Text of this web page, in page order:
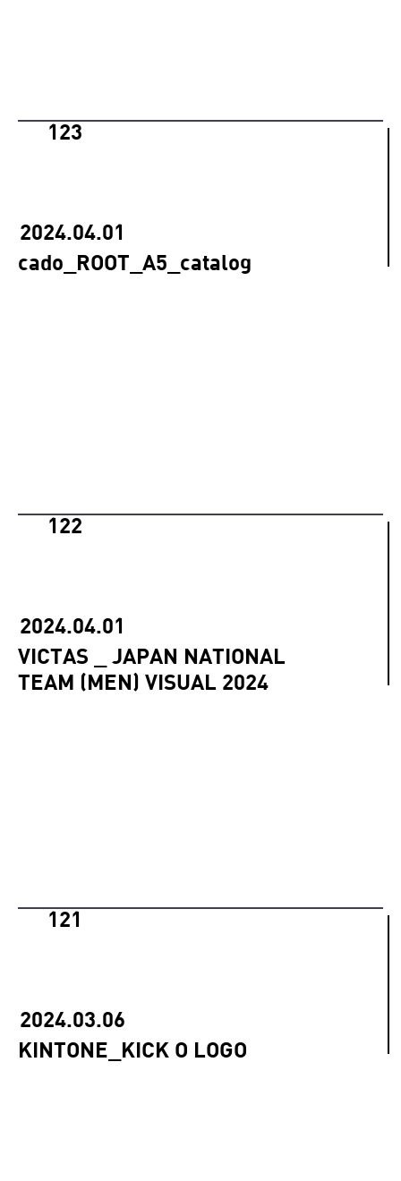
2024.04.01
cado_ROOT_A5_catalog
123
2024.04.01
VICTAS _ JAPAN NATIONAL
TEAM (MEN) VISUAL 2024
122
2024.03.06
KINTONE_KICK O LOGO
121